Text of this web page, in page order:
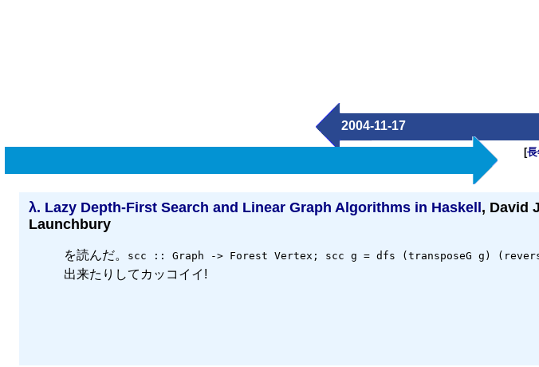
2004-11-17
[長
λ. Lazy Depth-First Search and Linear Graph Algorithms in Haskell, David
Launchbury
を読んだ。 scc :: Graph -> Forest Vertex; scc g = dfs (transposeG g)
出来たりしてカッコイイ!